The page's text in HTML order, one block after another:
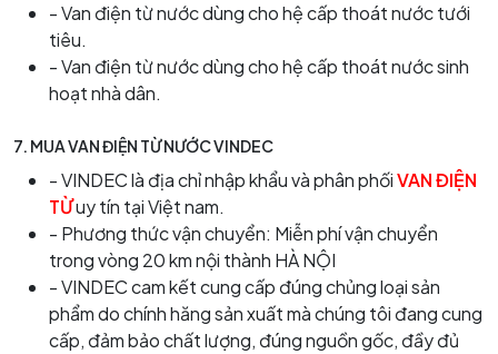
- Van điện từ nước dùng cho hệ cấp thoát nước tưới
tiêu.
- Van điện từ nước dùng cho hệ cấp thoát nước sinh
hoạt nhà dân.
7. MUA VAN ĐIỆN TỪ NƯỚC VINDEC
- VINDEC là địa chỉ nhập khẩu và phân phốiVAN ĐIỆN
TỪuy tín tại Việt nam.
- Phương thức vận chuyển: Miễn phí vận chuyển
trong vòng 20 km nội thành HÀ NỘI
- VINDEC cam kết cung cấp đúng chủng loại sản
phẩm do chính hăng sản xuất mà chúng tôi đang cung
cấp, đảm bảo chất lượng, đúng nguồn gốc, đầy đủ